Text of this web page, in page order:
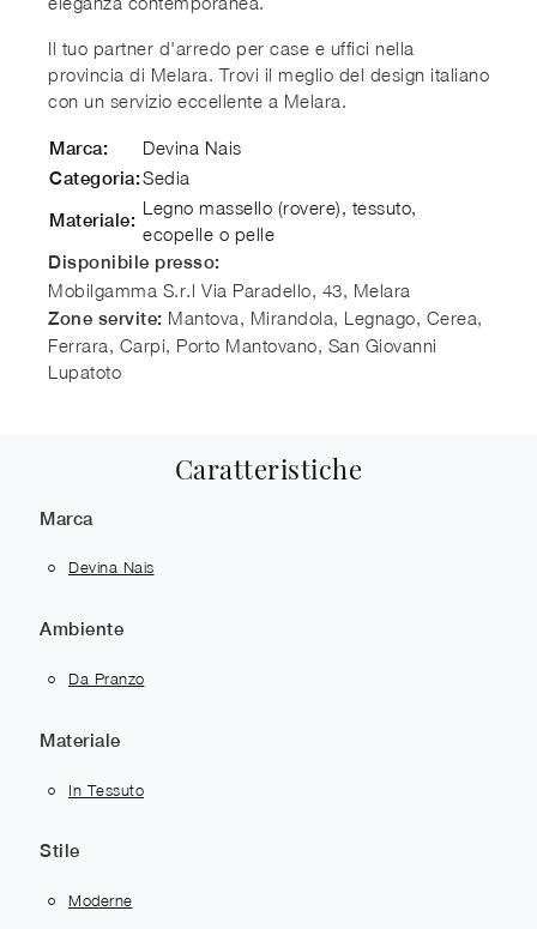
Il tuo partner d'arredo per case e uffici nella
provincia di Melara. Trovi il meglio del design italiano
con un servizio eccellente a Melara.
Marca: Devina Nais
Categoria:Sedia
Materiale:
Legno massello (rovere), tessuto,
ecopelle o pelle
Disponibile presso:
Mobilgamma S.r.l Via Paradello, 43, Melara
Zone servite: Mantova, Mirandola, Legnago, Cerea,
Ferrara, Carpi, Porto Mantovano, San Giovanni
Lupatoto
Caratteristiche
Marca
Devina Nais
Ambiente
Da Pranzo
Materiale
In Tessuto
Stile
Moderne